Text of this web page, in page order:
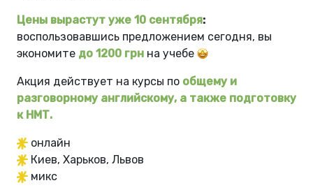
Цены вырастут уже 10 сентября:
воспользовавшись предложением сегодня, вы
экономите до 1200 грн на учебе
Акция действует на курсы по общему и
разговорному английскому, а также подготовку
к НМТ.
онлайн
Киев, Харьков, Львов
микс